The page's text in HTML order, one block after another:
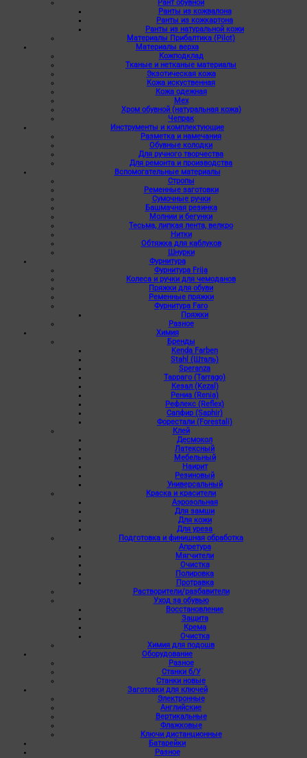
Рант обувной
Ранты из кожвалона
Ранты из кожкартона
Ранты из натуральной кожи
Материалы Прибалтика (Pilot)
Материалы верха
Кожподклад
Тканые и нетканые материалы
Экзотическая кожа
Кожа искуственная
Кожа одежная
Мех
Хром обувной (натуральная кожа)
Чепрак
Инструменты и комплектующие
Разметка и намечания
Обувные колодки
Для ручного творчества
Для ремонта и производства
Вспомогательные материалы
Стропы
Ременные заготовки
Сумочные ручки
Башмачная резинка
Молнии и бегунки
Тесьма, липкая лента, велкро
Нитки
Обтяжка для каблуков
Шнурки
Фурнитура
Фурнитура Frija
Колеса и ручки для чемоданов
Пряжки для обуви
Ременные пряжки
Фурнитура Faro
Пряжки
Разное
Химия
Бренды
Kenda Farben
Stahl (Шталь)
Speranza
Тарраго (Tarrago)
Кезал (Kezal)
Рениа (Renia)
Рефлекс (Reflex)
Сапфир (Saphir)
Форестали (Forestali)
Клей
Десмокол
Латексный
Мебельный
Наирит
Резиновый
Универсальный
Краска и красители
Аэрозольная
Для замши
Для кожи
Для уреза
Подготовка и финишная обработка
Апретура
Мягчители
Очистка
Полировка
Протравка
Растворители/разбавители
Уход за обувью
Восстановление
Защита
Крема
Очистка
Химия для подошв
Оборудование
Разное
Станки б/У
Станки новые
Заготовки для ключей
Электронные
Английские
Вертикальные
Флажковые
Ключи дистанционные
Батарейки
Разное